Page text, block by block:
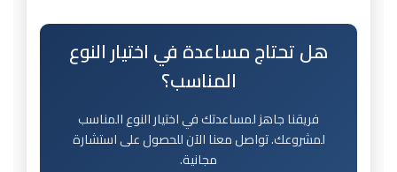
هل تحتاج مساعدة في اختيار النوع
المناسب؟
فريقنا جاهز لمساعدتك في اختيار النوع المناسب
لمشروعك. تواصل معنا الآن للحصول على استشارة
مجانية.